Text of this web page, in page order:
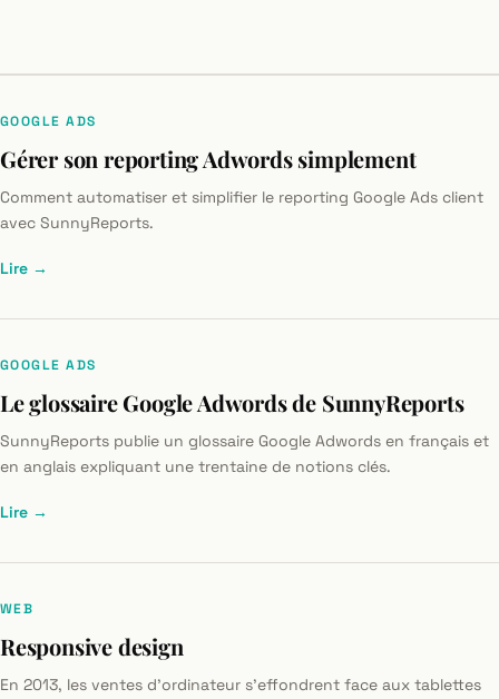
GOOGLE ADS
Gérer son reporting Adwords simplement
Comment automatiser et simplifier le reporting Google Ads client
avec SunnyReports.
Lire →
GOOGLE ADS
Le glossaire Google Adwords de SunnyReports
SunnyReports publie un glossaire Google Adwords en français et
en anglais expliquant une trentaine de notions clés.
Lire →
WEB
Responsive design
En 2013, les ventes d'ordinateur s'effondrent face aux tablettes